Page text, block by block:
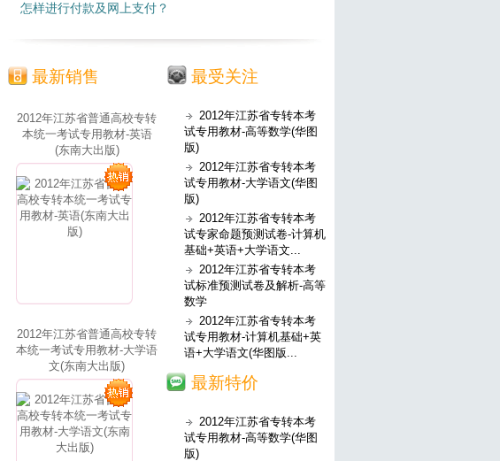
怎样进行付款及网上支付？
最新销售
2012年江苏省普通高校专转
本统一考试专用教材-英语
(东南大出版)
2012年江苏省普通高校专转
本统一考试专用教材-大学语
文(东南大出版)
最受关注
2012年江苏省专转本考
试专用教材-高等数学(华图
版)
2012年江苏省专转本考
试专用教材-大学语文(华图
版)
2012年江苏省专转本考
试专家命题预测试卷-计算机
基础+英语+大学语文...
2012年江苏省专转本考
试标准预测试卷及解析-高等
数学
2012年江苏省专转本考
试专用教材-计算机基础+英
语+大学语文(华图版...
最新特价
2012年江苏省专转本考
试专用教材-高等数学(华图
版)